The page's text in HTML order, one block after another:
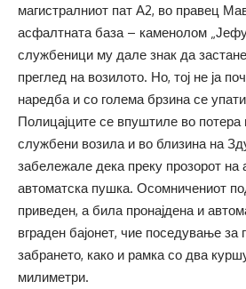
магистралниот пат А2, во правец
асфалтната база – каменолом
службеници му дале знак да
преглед на возилото. Но, тој не ја
наредба и со голема брзина се
Полицајците се впуштиле во потера
службени возила и во близина на
забележале дека преку прозорот
автоматска пушка. Осомничениот
приведен, а била пронајдена и
вграден бајонет, чие поседување за
забрането, како и рамка со два
милиметри.